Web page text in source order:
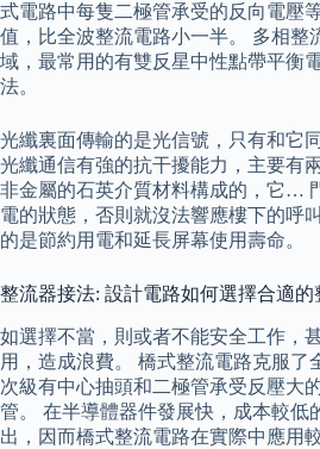
式電路中每隻二極管承受的反向電壓
值，比全波整流電路小一半。 多相整
域，最常用的有雙反星中性點帶平衡
法。
光纖裏面傳輸的是光信號，只有和它
光纖通信有強的抗干擾能力，主要有
非金屬的石英介質材料構成的，它…
電的狀態，否則就沒法響應樓下的呼
的是節約用電和延長屏幕使用壽命。
整流器接法: 設計電路如何選擇合適的
如選擇不當，則或者不能安全工作，
用，造成浪費。 橋式整流電路克服了
次級有中心抽頭和二極管承受反壓大
管。 在半導體器件發展快，成本較低
出，因而橋式整流電路在實際中應用